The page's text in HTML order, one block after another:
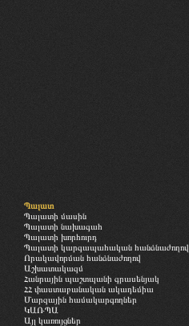
Պալատ
Պալատի մասին
Պալատի նախագահ
Պալատի խորհուրդ
Պալատի կարգապահական հանձնաժողով
Որակավորման հանձնաժողով
Աշխատակազմ
Հանրային պաշտպանի գրասենյակ
ՀՀ փաստաբանական ակադեմիա
Մարզային համակարգողներ
ԿԱՌՊԱ
Այլ կառույցներ